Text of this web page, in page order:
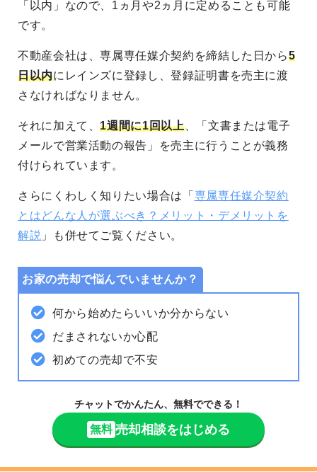
「以内」なので、1ヵ月や2ヵ月に定めることも可能
です。
不動産会社は、専属専任媒介契約を締結した日から5
日以内にレインズに登録し、登録証明書を売主に渡
さなければなりません。
それに加えて、1週間に1回以上、「文書または電子
メールで営業活動の報告」を売主に行うことが義務
付けられています。
さらにくわしく知りたい場合は「 専属専任媒介契約
とはどんな人が選ぶべき？メリット・デメリットを
解説 」も併せてご覧ください。
お家の売却で悩んでいませんか？
何から始めたらいいか分からない
だまされないか心配
初めての売却で不安
チャットでかんたん、無料でできる！
無料 売却相談をはじめる